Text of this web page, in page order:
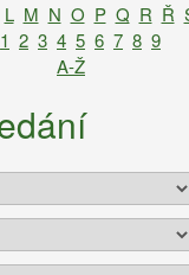
L M N O P Q R Ř
1 2 3 4 5 6 7 8 9
A-Ž